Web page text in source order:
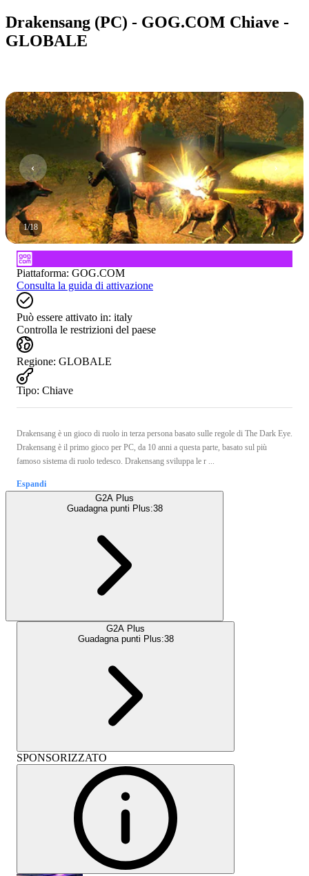
Drakensang (PC) - GOG.COM Chiave -
GLOBALE
1/18
Piattaforma: GOG.COM
Consulta la guida di attivazione
Può essere attivato in: italy
Controlla le restrizioni del paese
Regione: GLOBALE
Tipo: Chiave
Drakensang è un gioco di ruolo in terza persona basato sulle regole di The Dark Eye.
Drakensang è il primo gioco per PC, da 10 anni a questa parte, basato sul più
famoso sistema di ruolo tedesco. Drakensang sviluppa le r ...
Espandi
G2A Plus
Guadagna punti Plus:38
G2A Plus
Guadagna punti Plus:38
SPONSORIZZATO